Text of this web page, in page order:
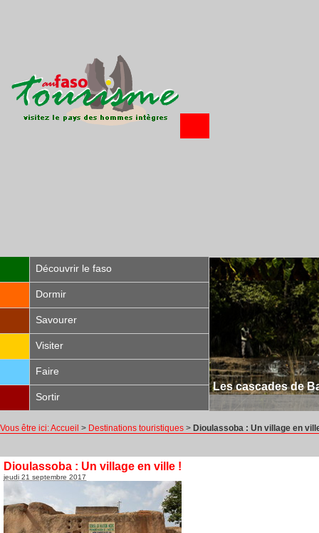
Découvrir le faso
Dormir
Savourer
Visiter
Faire
Sortir
Les cascades de
Vous être ici:Accueil > Destinations touristiques > Dioulassoba : Un village en
Dioulassoba : Un village en ville !
jeudi 21 septembre 2017